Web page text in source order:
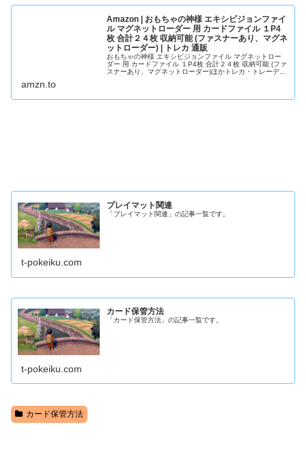
Amazon | おもちゃの神様 エキシビジョンファイ
ル マグネットローダー 用 カードファイル １P4
枚 合計２４枚 収納可能 (ファスナーあり、マグネ
ットローダー) | トレカ 通販
おもちゃの神様 エキシビジョンファイル マグネットロー
ダー 用 カードファイル １P4枚 合計２４枚 収納可能 (ファ
スナーあり、マグネットローダー)ほかトレカ・トレーディ
amzn.to
プレイマット関連
「プレイマット関連」の記事一覧です。
t-pokeiku.com
カード保管方法
「カード保管方法」の記事一覧です。
t-pokeiku.com
カード保管方法